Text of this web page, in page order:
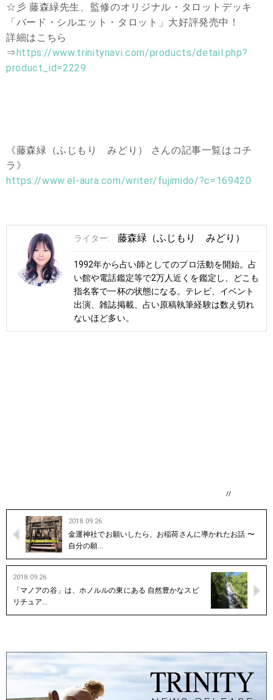
☆彡 藤森緑先生、監修のオリジナル・タロットデッキ
「バード・シルエット・タロット」大好評発売中！
詳細はこちら
⇒https://www.trinitynavi.com/products/detail.php?
product_id=2229
《藤森緑（ふじもり みどり） さんの記事一覧はコチ
ラ》
https://www.el-aura.com/writer/fujimido/?c=169420
ライター: 藤森緑（ふじもり みどり）
1992年から占い師としてのプロ活動を開始。占
い館や電話鑑定等で2万人近くを鑑定し、どこも
指名客で一杯の状態になる。テレビ、イベント
出演、雑誌掲載、占い原稿執筆経験は数え切れ
ないほど多い。
//
2018.09.26
金運神社でお願いしたら、お稲荷さんに導かれたお話 〜
自分の願…
2018.09.26
「マノアの谷」は、ホノルルの東にある 自然豊かなスピ
リチュア…